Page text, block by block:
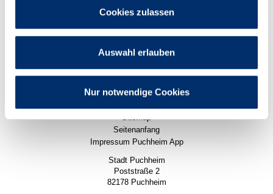
Cookies zulassen
Auswahl erlauben
Nur notwendige Cookies
Politik
Karriere
Pressemitteilungen
Impressum
Datenschutzeinstellungen
Sitemap
Seitenanfang
Impressum Puchheim App
Stadt Puchheim
Poststraße 2
82178 Puchheim